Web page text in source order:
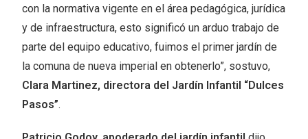
con la normativa vigente en el área pedagógica, jurídica
y de infraestructura, esto significó un arduo trabajo de
parte del equipo educativo, fuimos el primer jardín de
la comuna de nueva imperial en obtenerlo”, sostuvo,
Clara Martinez, directora del Jardín Infantil “Dulces
Pasos”.